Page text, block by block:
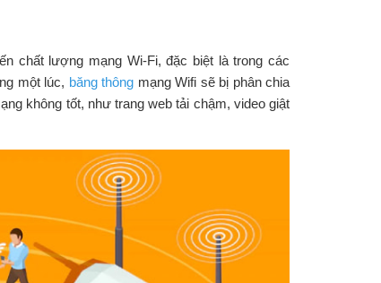
chất lượng mạng Wi-Fi, đặc biệt là trong các
một lúc, băng thông mạng Wifi sẽ bị phân chia
không tốt, như trang web tải chậm, video giật